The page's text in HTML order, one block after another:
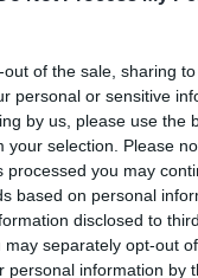
out of the sale, sharing
personal or sensitive
by us, please use the
your selection. Please
processed you may
based on personal
disclosed to
may separately opt-out
personal information by
Musical
Noa
entre los 500
de esta
el438ºen enero de